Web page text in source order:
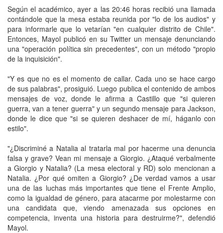
Según el académico, ayer a las 20:46 horas recibió una llamada
contándole que la mesa estaba reunida por "lo de los audios" y
para informarle que lo vetarían "en cualquier distrito de Chile".
Entonces, Mayol publicó en su Twitter un mensaje denunciando
una "operación política sin precedentes", con un método "propio
de la inquisición".
"Y es que no es el momento de callar. Cada uno se hace cargo
de sus palabras", prosiguió. Luego publica el contenido de ambos
mensajes de voz, donde le afirma a Castillo que "si quieren
guerra, van a tener guerra" y un segundo mensaje para Jackson,
donde le dice que "si se quieren deshacer de mí, háganlo con
estilo".
"¿Discriminé a Natalia al tratarla mal por hacerme una denuncia
falsa y grave? Vean mi mensaje a Giorgio. ¿Ataqué verbalmente
a Giorgio y Natalia? (La mesa electoral y RD) solo mencionan a
Natalia. ¿Por qué omiten a Giorgio? ¿De verdad vamos a usar
una de las luchas más importantes que tiene el Frente Amplio,
como la igualdad de género, para atacarme por molestarme con
una candidata que, viendo amenazada sus opciones en
competencia, inventa una historia para destruirme?", defendió
Mayol.